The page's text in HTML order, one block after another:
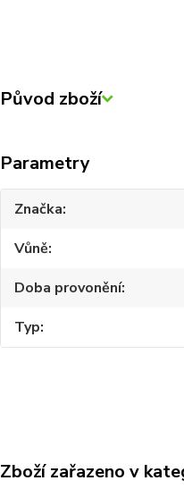
Původ zboží
Parametry
Značka
Vůně
Doba provonění
Typ
Zboží zařazeno v